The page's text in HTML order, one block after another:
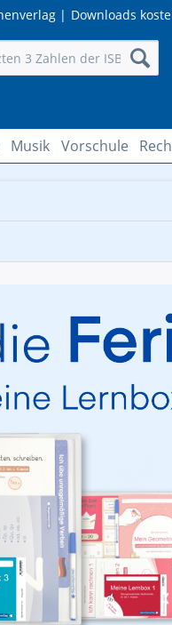
Downloads
|
Musik Vorschule